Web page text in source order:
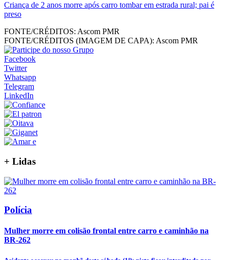
Criança de 2 anos morre após carro tombar em estrada rural; pai é
preso
FONTE/CRÉDITOS: Ascom PMR
FONTE/CRÉDITOS (IMAGEM DE CAPA): Ascom PMR
Facebook
Twitter
Whatsapp
Telegram
LinkedIn
+ Lidas
Polícia
Mulher morre em colisão frontal entre carro e caminhão na
BR-262